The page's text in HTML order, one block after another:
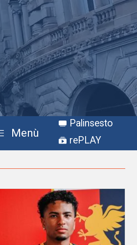
Menù
Palinsesto
rePLAY